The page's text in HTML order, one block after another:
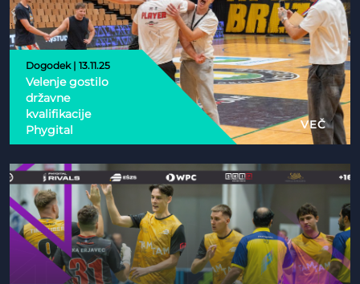
Dogodek | 13.11.25
Velenje gostilo
državne
kvalifikacije
Phygital
VEČ